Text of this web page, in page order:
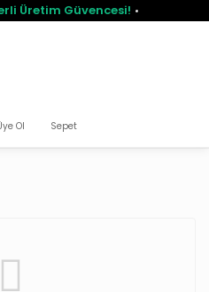
Üretim Güvencesi!
Ol Sepet